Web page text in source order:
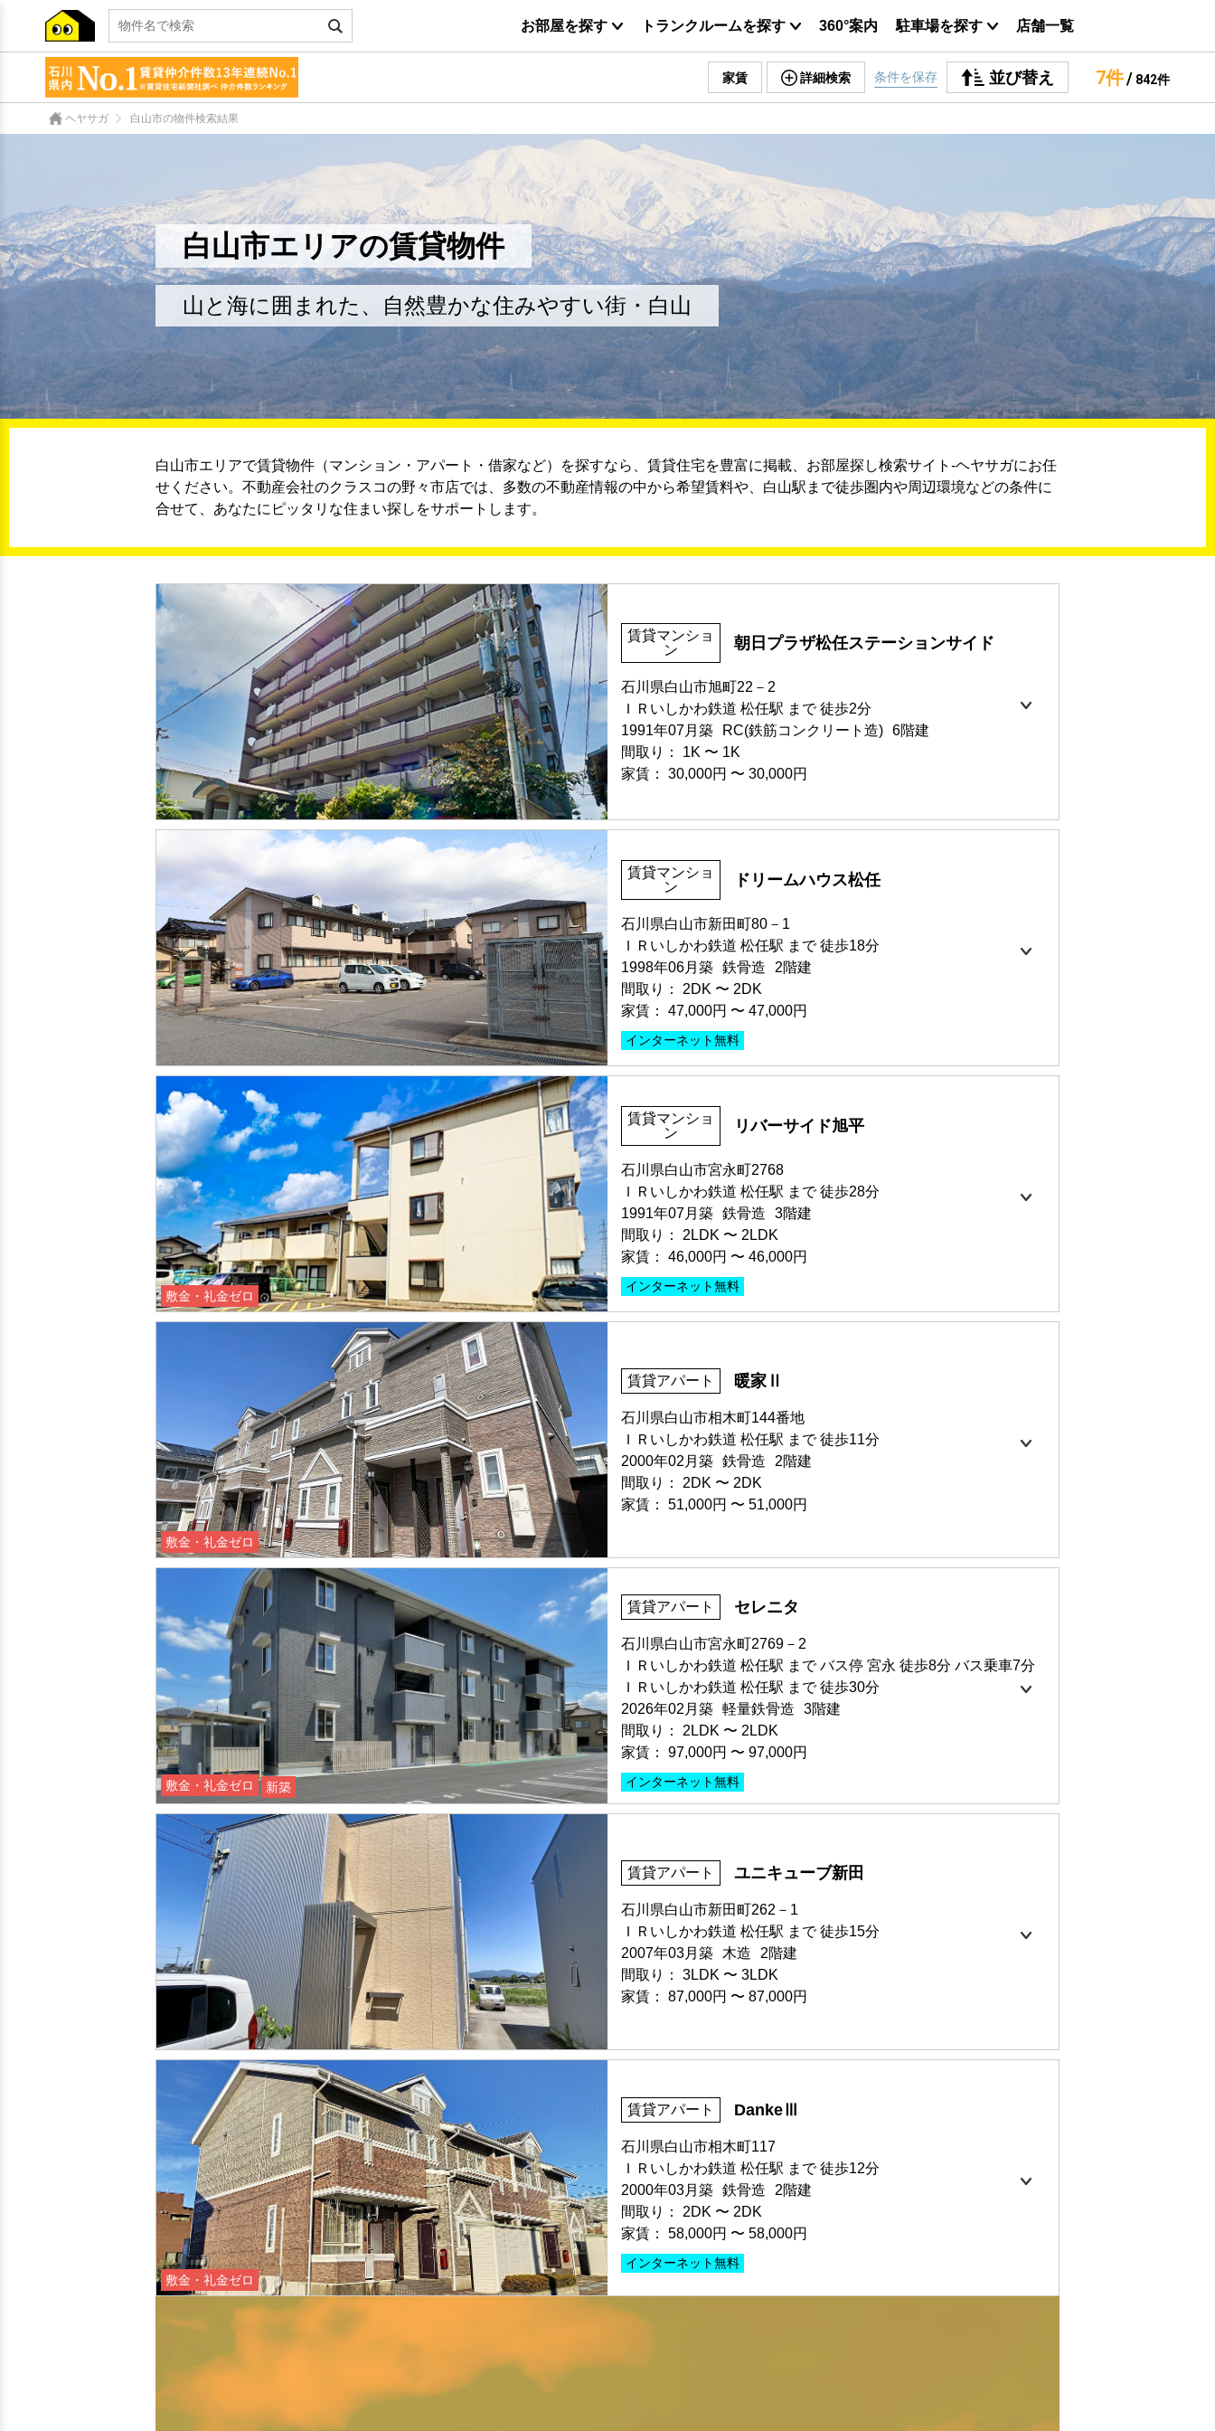
お部屋を探す トランクルームを探す 360°案内 駐車場を探す 店舗一覧
家賃 詳細検索 条件を保存 並び替え 7件/ 842件
ヘヤサガ 白山市の物件検索結果
白山市エリアの賃貸物件
山と海に囲まれた、自然豊かな住みやすい街・白山
白山市エリアで賃貸物件（マンション・アパート・借家など）を探すなら、賃貸住宅を豊富に掲載、お部屋探し検索サイト-ヘヤサガにお任
せください。不動産会社のクラスコの野々市店では、多数の不動産情報の中から希望賃料や、白山駅まで徒歩圏内や周辺環境などの条件に
合せて、あなたにピッタリな住まい探しをサポートします。
賃貸マンショ
ン
朝日プラザ松任ステーションサイド
石川県白山市旭町22－2
ＩＲいしかわ鉄道 松任駅 まで 徒歩2分
1991年07月築
RC(鉄筋コンクリート造) 6階建
間取り： 1K 〜 1K
家賃： 30,000円 〜 30,000円
部屋号数 307号室
家賃 30,000円・共益費 家賃に込み
階数 3階
間取り 1K・専有面積 19.71㎡
敷金 2ヶ月 ・礼金 -
保証人不要・代行 分譲賃貸
賃貸マンショ
ン
ドリームハウス松任
石川県白山市新田町80－1
ＩＲいしかわ鉄道 松任駅 まで 徒歩18分
1998年06月築 鉄骨造
2階建
間取り： 2DK 〜 2DK
家賃： 47,000円 〜 47,000円
インターネット無料
部屋号数 B202号室
家賃 47,000円・共益費 4,000円
階数 2階
間取り 2DK・専有面積 41.29㎡
敷金 2ヶ月 ・礼金 -
保証人不要・代行 インターネット無料
敷金・礼金ゼロ
賃貸マンショ
ン
リバーサイド旭平
石川県白山市宮永町2768
ＩＲいしかわ鉄道 松任駅 まで 徒歩28分
1991年07月築 鉄骨造
3階建
間取り： 2LDK 〜 2LDK
家賃： 46,000円 〜 46,000円
インターネット無料
敷金・礼金ゼロ
家賃 46,000円・共益費 2,000円
階数 1階
間取り 2LDK・専有面積 51.64㎡
敷金 - ・礼金 -
インターネット無料 リフォーム
敷金・礼金ゼロ
賃貸アパート 暖家Ⅱ
石川県白山市相木町144番地
ＩＲいしかわ鉄道 松任駅 まで 徒歩11分
2000年02月築 鉄骨造
2階建
間取り： 2DK 〜 2DK
家賃： 51,000円 〜 51,000円
敷金・礼金ゼロ
部屋号数 103号室
家賃 51,000円・共益費 2,000円
階数 1階
間取り 2DK・専有面積 45.77㎡
敷金 - ・礼金 -
保証人不要・代行
敷金・礼金ゼロ 新築
賃貸アパート セレニタ
石川県白山市宮永町2769－2
ＩＲいしかわ鉄道 松任駅 まで バス停 宮永 徒歩8分 バス乗車7分
ＩＲいしかわ鉄道 松任駅 まで 徒歩30分
2026年02月築 軽量鉄骨造
3階建
間取り： 2LDK 〜 2LDK
家賃： 97,000円 〜 97,000円
インターネット無料
敷金・礼金ゼロ 新築 360°案内
家賃 97,000円・共益費 5,000円
階数 2階
間取り 2LDK・専有面積 62.1㎡
敷金 - ・礼金 -
保証人不要・代行 インターネット無料
賃貸アパート ユニキューブ新田
石川県白山市新田町262－1
ＩＲいしかわ鉄道 松任駅 まで 徒歩15分
2007年03月築
木造
2階建
間取り： 3LDK 〜 3LDK
家賃： 87,000円 〜 87,000円
家賃 87,000円・共益費 駐車場 家賃に込み
間取り 3LDK・専有面積 70.06㎡
敷金 2ヶ月 ・礼金 -
保証人不要・代行
敷金・礼金ゼロ
賃貸アパート DankeⅢ
石川県白山市相木町117
ＩＲいしかわ鉄道 松任駅 まで 徒歩12分
2000年03月築 鉄骨造
2階建
間取り： 2DK 〜 2DK
家賃： 58,000円 〜 58,000円
インターネット無料